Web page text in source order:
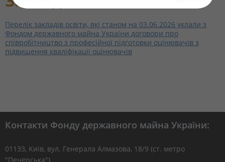
Перелік закладів освіти, які станом на 03.06.2026 уклали з
Фондом державного майна України договори про
співробітництво з професійної підготовки оцінювачів з
підвищення кваліфікації оцінювачів
Контакти Фонду державного майна України:
01133, Kиїв, вул. Генерала Алмазова, 18/9 (ст. метро
"Печерська")